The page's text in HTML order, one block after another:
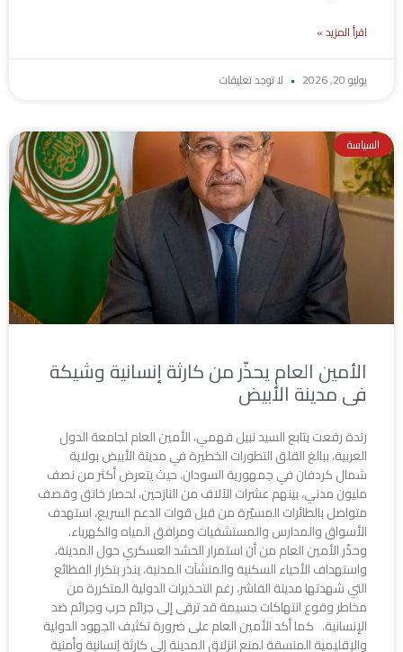
اقرأ المزيد »
يوليو 20, 2026 لا توجد تعليقات
السياسة
الأمين العام يحذّر من كارثة إنسانية وشيكة
فى مدينة الأبيض
رندة رفعت يتابع السيد نبيل فهمي، الأمين العام لجامعة الدول
العربية، ببالغ القلق التطورات الخطيرة في مدينة الأبيض بولاية
شمال كردفان في جمهورية السودان، حيث يتعرض أكثر من نصف
مليون مدني، بينهم عشرات الآلاف من النازحين، لحصار خانق وقصف
متواصل بالطائرات المسيّرة من قبل قوات الدعم السريع، استهدف
الأسواق والمدارس والمستشفيات ومرافق المياه والكهرباء.
وحذّر الأمين العام من أن استمرار الحشد العسكري حول المدينة،
واستهداف الأحياء السكنية والمنشآت المدنية، ينذر بتكرار الفظائع
التي شهدتها مدينة الفاشر، رغم التحذيرات الدولية المتكررة من
مخاطر وقوع انتهاكات جسيمة قد ترقى إلى جرائم حرب وجرائم ضد
الإنسانية. كما أكد الأمين العام على ضرورة تكثيف الجهود الدولية
والإقليمية المنسقة لمنع انزلاق المدينة إلى كارثة إنسانية وأمنية